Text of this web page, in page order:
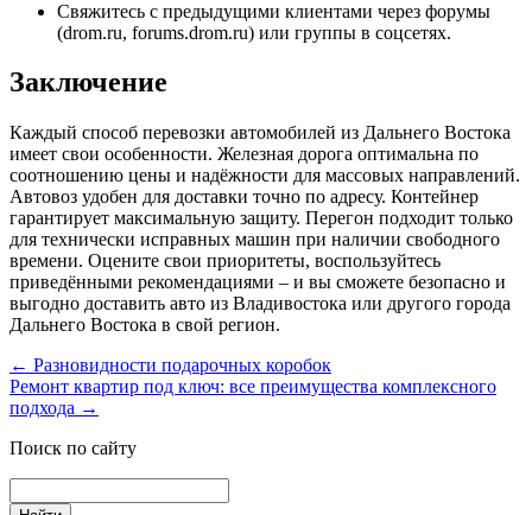
Свяжитесь с предыдущими клиентами через форумы
(drom.ru, forums.drom.ru) или группы в соцсетях.
Заключение
Каждый способ перевозки автомобилей из Дальнего Востока
имеет свои особенности. Железная дорога оптимальна по
соотношению цены и надёжности для массовых направлений.
Автовоз удобен для доставки точно по адресу. Контейнер
гарантирует максимальную защиту. Перегон подходит только
для технически исправных машин при наличии свободного
времени. Оцените свои приоритеты, воспользуйтесь
приведёнными рекомендациями – и вы сможете безопасно и
выгодно доставить авто из Владивостока или другого города
Дальнего Востока в свой регион.
← Разновидности подарочных коробок
Ремонт квартир под ключ: все преимущества комплексного
подхода →
Поиск по сайту